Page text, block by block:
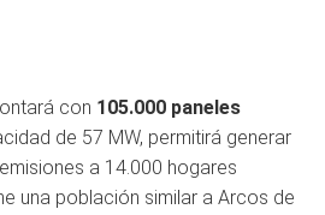
con 105.000 paneles
de 57 MW, permitirá generar
a 14.000 hogares
una población similar a Arcos de